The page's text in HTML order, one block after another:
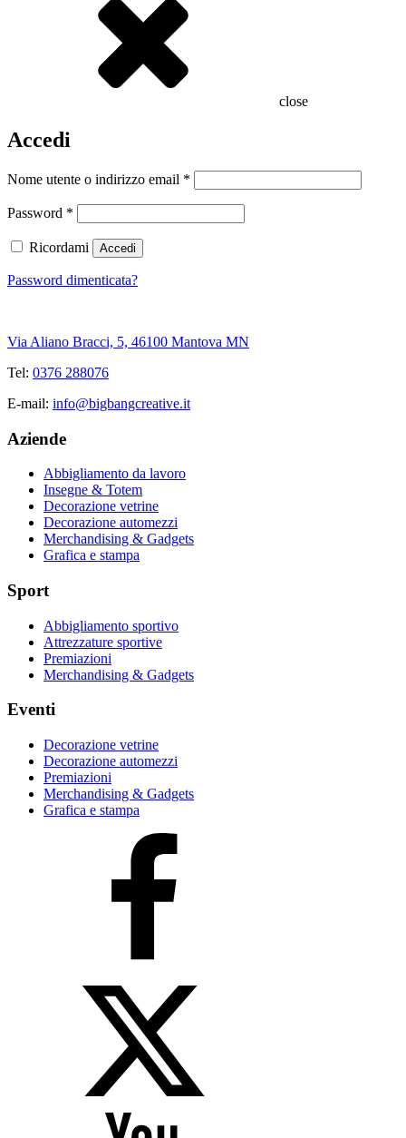
close
Accedi
Nome utente o indirizzo email *
Password *
Ricordami Accedi
Password dimenticata?
Via Aliano Bracci, 5, 46100 Mantova MN
Tel: 0376 288076
E-mail: info@bigbangcreative.it
Aziende
Abbigliamento da lavoro
Insegne & Totem
Decorazione vetrine
Decorazione automezzi
Merchandising & Gadgets
Grafica e stampa
Sport
Abbigliamento sportivo
Attrezzature sportive
Premiazioni
Merchandising & Gadgets
Eventi
Decorazione vetrine
Decorazione automezzi
Premiazioni
Merchandising & Gadgets
Grafica e stampa